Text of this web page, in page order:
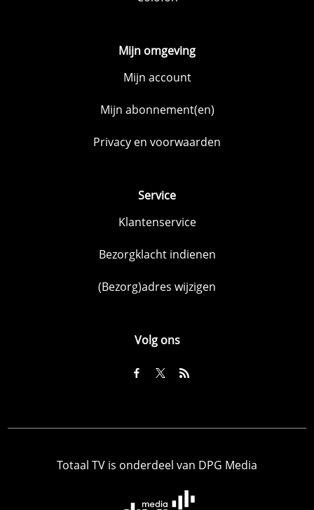
Mijn omgeving
Mijn account
Mijn abonnement(en)
Privacy en voorwaarden
Service
Klantenservice
Bezorgklacht indienen
(Bezorg)adres wijzigen
Volg ons
Totaal TV is onderdeel van DPG Media